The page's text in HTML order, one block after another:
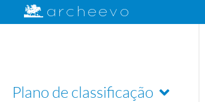
Plano de classificação